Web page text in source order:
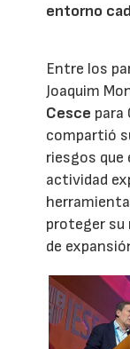
entorno
Entre los
Joaquim
Cesce para
compartió
riesgos
actividad
proteger su
de